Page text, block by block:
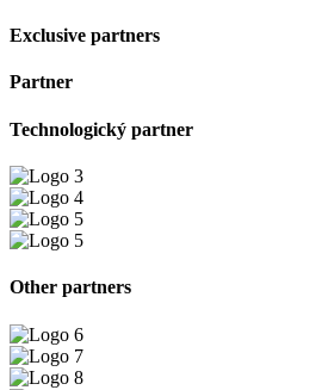
Exclusive partners
Partner
Technologický partner
Other partners